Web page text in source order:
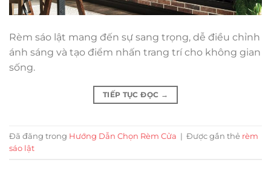
Rèm sáo lật mang đến sự sang trọng, dễ điều chỉnh
ánh sáng và tạo điểm nhấn trang trí cho không gian
sống.
TIẾP TỤC ĐỌC →
Đã đăng trong Hướng Dẫn Chọn Rèm Cửa | Được gắn thẻ rèm
sáo lật